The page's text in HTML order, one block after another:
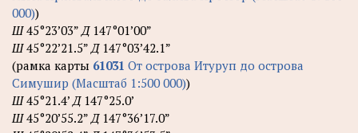
000))
Ш45°23’03”Д147°01’00”
Ш45°22’21.5”Д147°03’42.1”
(рамка карты 61031 От острова Итуруп до острова
Симушир (Масштаб 1:500 000))
Ш45°21.4’Д147°25.0’
Ш45°20’55.2”Д147°36’17.0”